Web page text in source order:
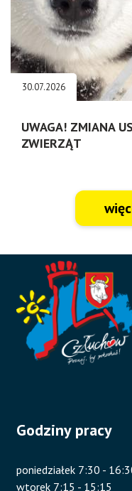
30.07.2026
UWAGA! ZMIANA
ZWIERZĄT
Godziny pracy
poniedziałek 7:30 -
wtorek 7:15 - 15:15